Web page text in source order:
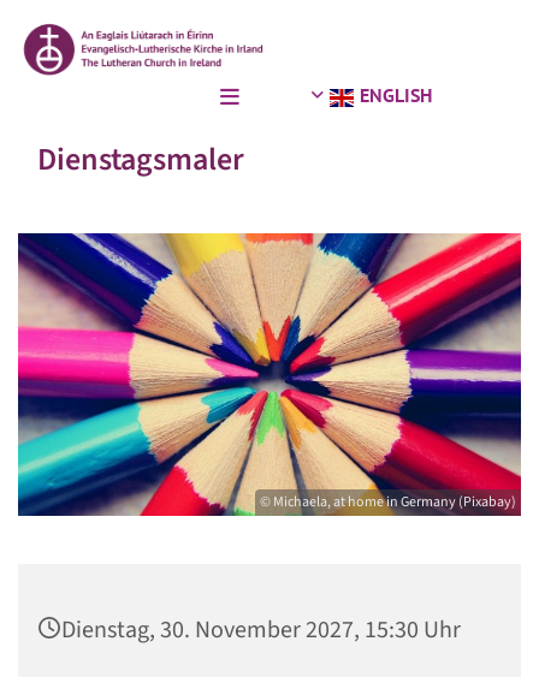
ENGLISH
Dienstagsmaler
© Michaela, at home in Germany (Pixabay)
Dienstag, 30. November 2027, 15:30 Uhr